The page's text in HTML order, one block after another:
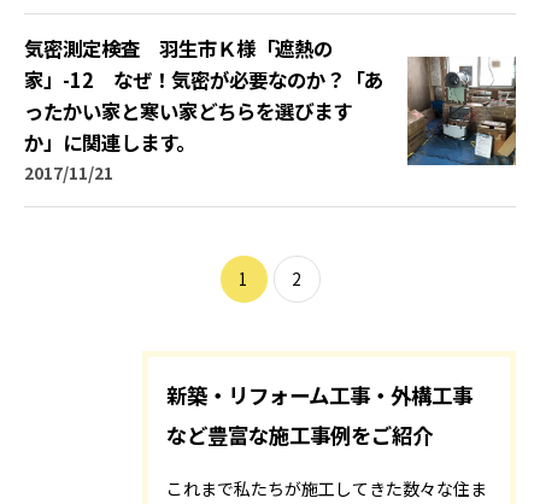
気密測定検査 羽生市Ｋ様「遮熱の
家」-12 なぜ！気密が必要なのか？「あ
ったかい家と寒い家どちらを選びます
か」に関連します。
2017/11/21
1 2
新築・リフォーム工事・外構工事
など豊富な施工事例をご紹介
これまで私たちが施工してきた数々な住ま